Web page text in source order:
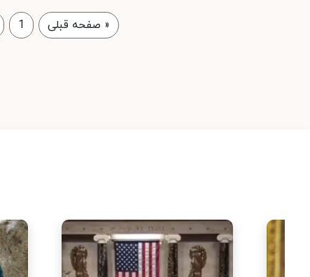
« صفحه قبلی 1